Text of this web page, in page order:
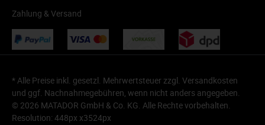
Zahlung & Versand
* Alle Preise inkl. gesetzl. Mehrwertsteuer zzgl. Versandkosten
und ggf. Nachnahmegebühren, wenn nicht anders angegeben.
© 2026 MATADOR GmbH & Co. KG. Alle Rechte vorbehalten.
Resolution: 448px x3524px